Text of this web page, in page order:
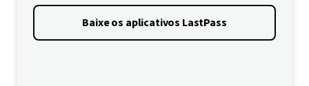
Baixe os aplicativos LastPass